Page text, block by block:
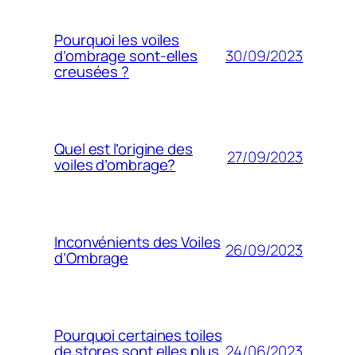
Pourquoi les voiles
d’ombrage sont-elles
creusées ?
30/09/2023
Quel est l’origine des
voiles d’ombrage? 27/09/2023
Inconvénients des Voiles
d’Ombrage 26/09/2023
Pourquoi certaines toiles